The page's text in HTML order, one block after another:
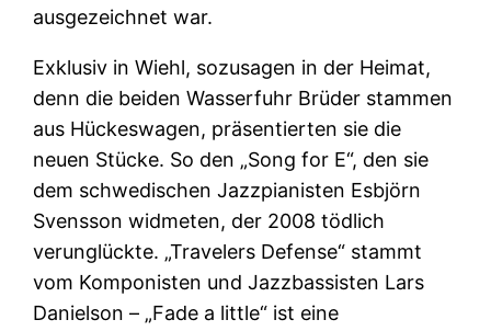
ausgezeichnet war.
Exklusiv in Wiehl, sozusagen in der Heimat,
denn die beiden Wasserfuhr Brüder stammen
aus Hückeswagen, präsentierten sie die
neuen Stücke. So den „Song for E“, den sie
dem schwedischen Jazzpianisten Esbjörn
Svensson widmeten, der 2008 tödlich
verunglückte. „Travelers Defense“ stammt
vom Komponisten und Jazzbassisten Lars
Danielson – „Fade a little“ ist eine